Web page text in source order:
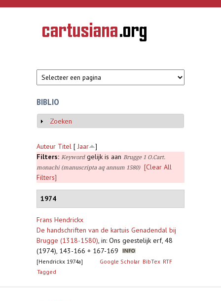
Overslaan en naar de inhoud gaan
CARTUSIANA
Geschiedenis
van de
BIBLIO
Weergeven
Zoeken
Auteur Titel [ Jaar
]
Filters: Keywordgelijk is aan Brugge 1 O.Cart.
monachi (manuscripta aq annum 1580)
[Clear All
Filters]
1974
Frans Hendrickx
De handschriften van de kartuis Genadendal bij
Brugge (1318-1580), in: Ons geestelijk erf, 48
(1974), 143-166 + 167-169
[Hendrickx 1974a] Google Scholar BibTex RTF
Tagged